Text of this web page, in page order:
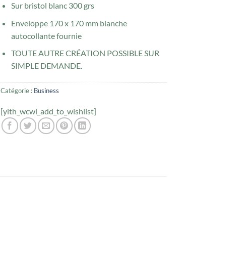
Sur bristol blanc 300 grs
Enveloppe 170 x 170 mm blanche
autocollante fournie
TOUTE AUTRE CRÉATION POSSIBLE SUR
SIMPLE DEMANDE.
Catégorie : Business
[yith_wcwl_add_to_wishlist]